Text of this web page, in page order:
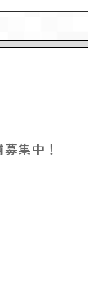
集中！